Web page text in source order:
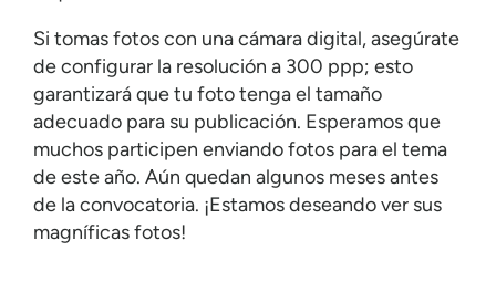
Si tomas fotos con una cámara digital, asegúrate
de configurar la resolución a 300 ppp; esto
garantizará que tu foto tenga el tamaño
adecuado para su publicación. Esperamos que
muchos participen enviando fotos para el tema
de este año. Aún quedan algunos meses antes
de la convocatoria. ¡Estamos deseando ver sus
magníficas fotos!